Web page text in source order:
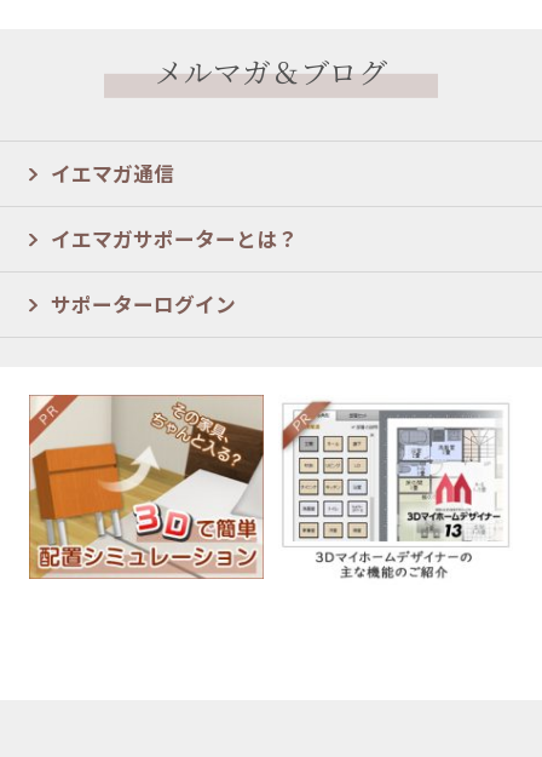
メルマガ＆ブログ
イエマガ通信
イエマガサポーターとは？
サポーターログイン